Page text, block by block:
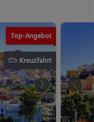
Top-Angebot
Kreuzfahrt